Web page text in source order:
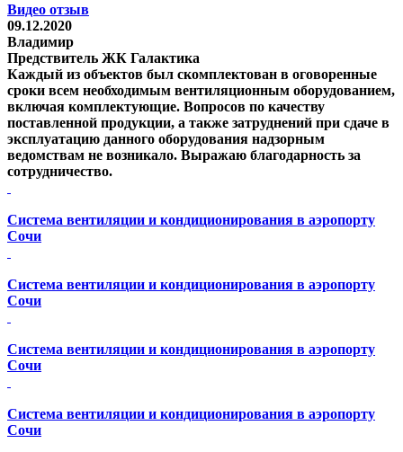
Видео отзыв
09.12.2020
Владимир
Предствитель ЖК Галактика
Каждый из объектов был скомплектован в оговоренные
сроки всем необходимым вентиляционным оборудованием,
включая комплектующие. Вопросов по качеству
поставленной продукции, а также затруднений при сдаче в
эксплуатацию данного оборудования надзорным
ведомствам не возникало. Выражаю благодарность за
сотрудничество.
Система вентиляции и кондиционирования в аэропорту
Сочи
Система вентиляции и кондиционирования в аэропорту
Сочи
Система вентиляции и кондиционирования в аэропорту
Сочи
Система вентиляции и кондиционирования в аэропорту
Сочи